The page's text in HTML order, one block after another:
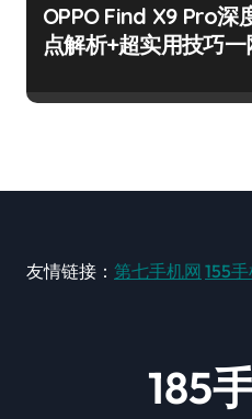
OPPO Find X9 Pro深
点解析+超实用技巧一
友情链接： 第七手机网 155
185